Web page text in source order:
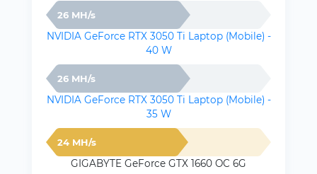
26 MH/s
NVIDIA GeForce RTX 3050 Ti Laptop (Mobile) -
40 W
26 MH/s
NVIDIA GeForce RTX 3050 Ti Laptop (Mobile) -
35 W
24 MH/s
GIGABYTE GeForce GTX 1660 OC 6G